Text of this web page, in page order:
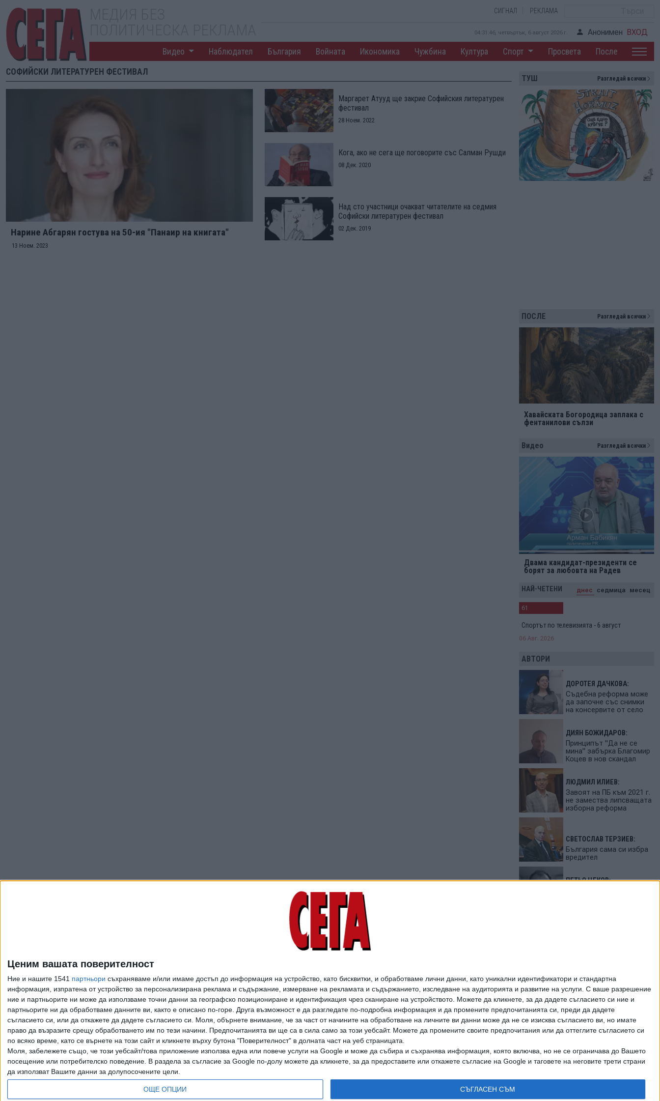
Ценим вашата поверителност
Ние и нашите 1541 партньори съхраняваме и/или имаме достъп до информация на устройство, като бисквитки, и обработваме лични данни, като уникални идентификатори и стандартна
информация, изпратена от устройство за персонализирана реклама и съдържание, измерване на рекламата и съдържанието, изследване на аудиторията и развитие на услуги. С ваше разрешение
ние и партньорите ни може да използваме точни данни за географско позициониране и идентификация чрез сканиране на устройството. Можете да кликнете, за да дадете съгласието си ние и
партньорите ни да обработваме данните ви, както е описано по-горе. Друга възможност е да разгледате по-подробна информация и да промените предпочитанията си, преди да дадете
съгласието си, или да откажете да дадете съгласието си.
Моля, обърнете внимание, че за част от начините на обработване на личните ви данни може да не се изисква съгласието ви, но имате
право да възразите срещу обработването им по тези начини. Предпочитанията ви ще са в сила само за този уебсайт. Можете да промените своите предпочитания или да оттеглите съгласието си
по всяко време, като се върнете на този сайт и кликнете върху бутона "Поверителност" в долната част на уеб страницата.
Моля, забележете също, че този уебсайт/това приложение използва една или повече услуги на Google и може да събира и съхранява информация, която включва, но не се ограничава до Вашето
посещение или потребителско поведение. В раздела за съгласие за Google по-долу можете да кликнете, за да предоставите или откажете съгласие на Google и таговете на неговите трети страни
да използват Вашите данни за долупосочените цели.
ОЩЕ ОПЦИИ СЪГЛАСЕН СЪМ
СИГНАЛ РЕКЛАМА
04:31:47, четвъртък, 6 август 2026 г. Анонимен ВХОД
Видео Наблюдател България Войната Икономика Чужбина Култура Спорт Просвета После
СОФИЙСКИ ЛИТЕРАТУРЕН ФЕСТИВАЛ
Нарине Абгарян гостува на 50-ия "Панаир на книгата"
13 Ноем. 2023
Маргарет Атууд ще закрие Софийския литературен
фестивал
28 Ноем. 2022
Кога, ако не сега ще поговорите със Салман Рушди
08 Дек. 2020
Над сто участници очакват читателите на седмия
Софийски литературен фестивал
02 Дек. 2019
ТУШ Разгледай всички
ПОСЛЕ Разгледай всички
Хавайската Богородица заплака с
фентанилови сълзи
Видео Разгледай всички
Двама кандидат-президенти се
борят за любовта на Радев
НАЙ-ЧЕТЕНИ днес седмица месец
61
Спортът по телевизията - 6 август
06 Авг. 2026
АВТОРИ
ДОРОТЕЯ ДАЧКОВА:
Съдебна реформа може
да започне със снимки
на консервите от село
ДИЯН БОЖИДАРОВ:
Принципът "Да не се
мина" забърка Благомир
Коцев в нов скандал
ЛЮДМИЛ ИЛИЕВ:
Завоят на ПБ към 2021 г.
не замества липсващата
изборна реформа
СВЕТОСЛАВ ТЕРЗИЕВ:
България сама си избра
вредител
ПЕТЬО ЦЕКОВ:
Всички права запазени. Възпроизвеждането на цели или части от текста или изображенията става след изрично писмено разрешение на СЕГА АД